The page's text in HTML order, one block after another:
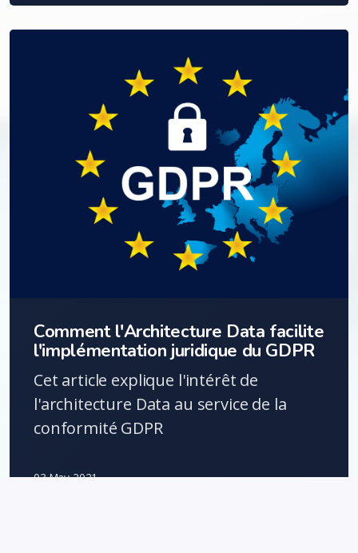
Comment l'Architecture Data facilite
l'implémentation juridique du GDPR
Cet article explique l'intérêt de
l'architecture Data au service de la
conformité GDPR
03 May 2021